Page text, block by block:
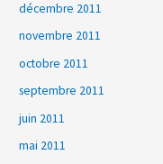
décembre 2011
novembre 2011
octobre 2011
septembre 2011
juin 2011
mai 2011